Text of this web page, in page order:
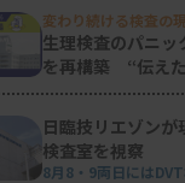
変わり続ける検査の
生病院
生理検査のパニッ
を再構築 “伝え
日臨技リエゾンが
検査室を視察
8月8・9両日には